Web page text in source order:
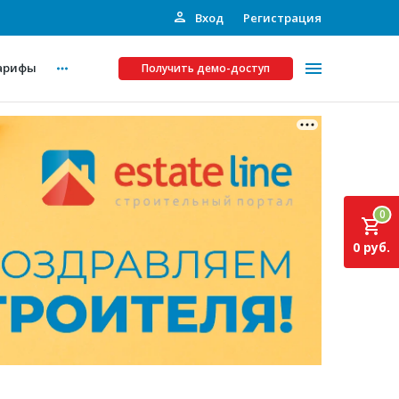
Вход Регистрация
Получить демо-доступ
Платные услуги
Рекламодателям
Инвестпроекты
Подписка на Базу
0
0 руб.